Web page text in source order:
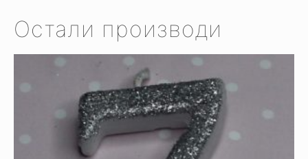
Остали производи